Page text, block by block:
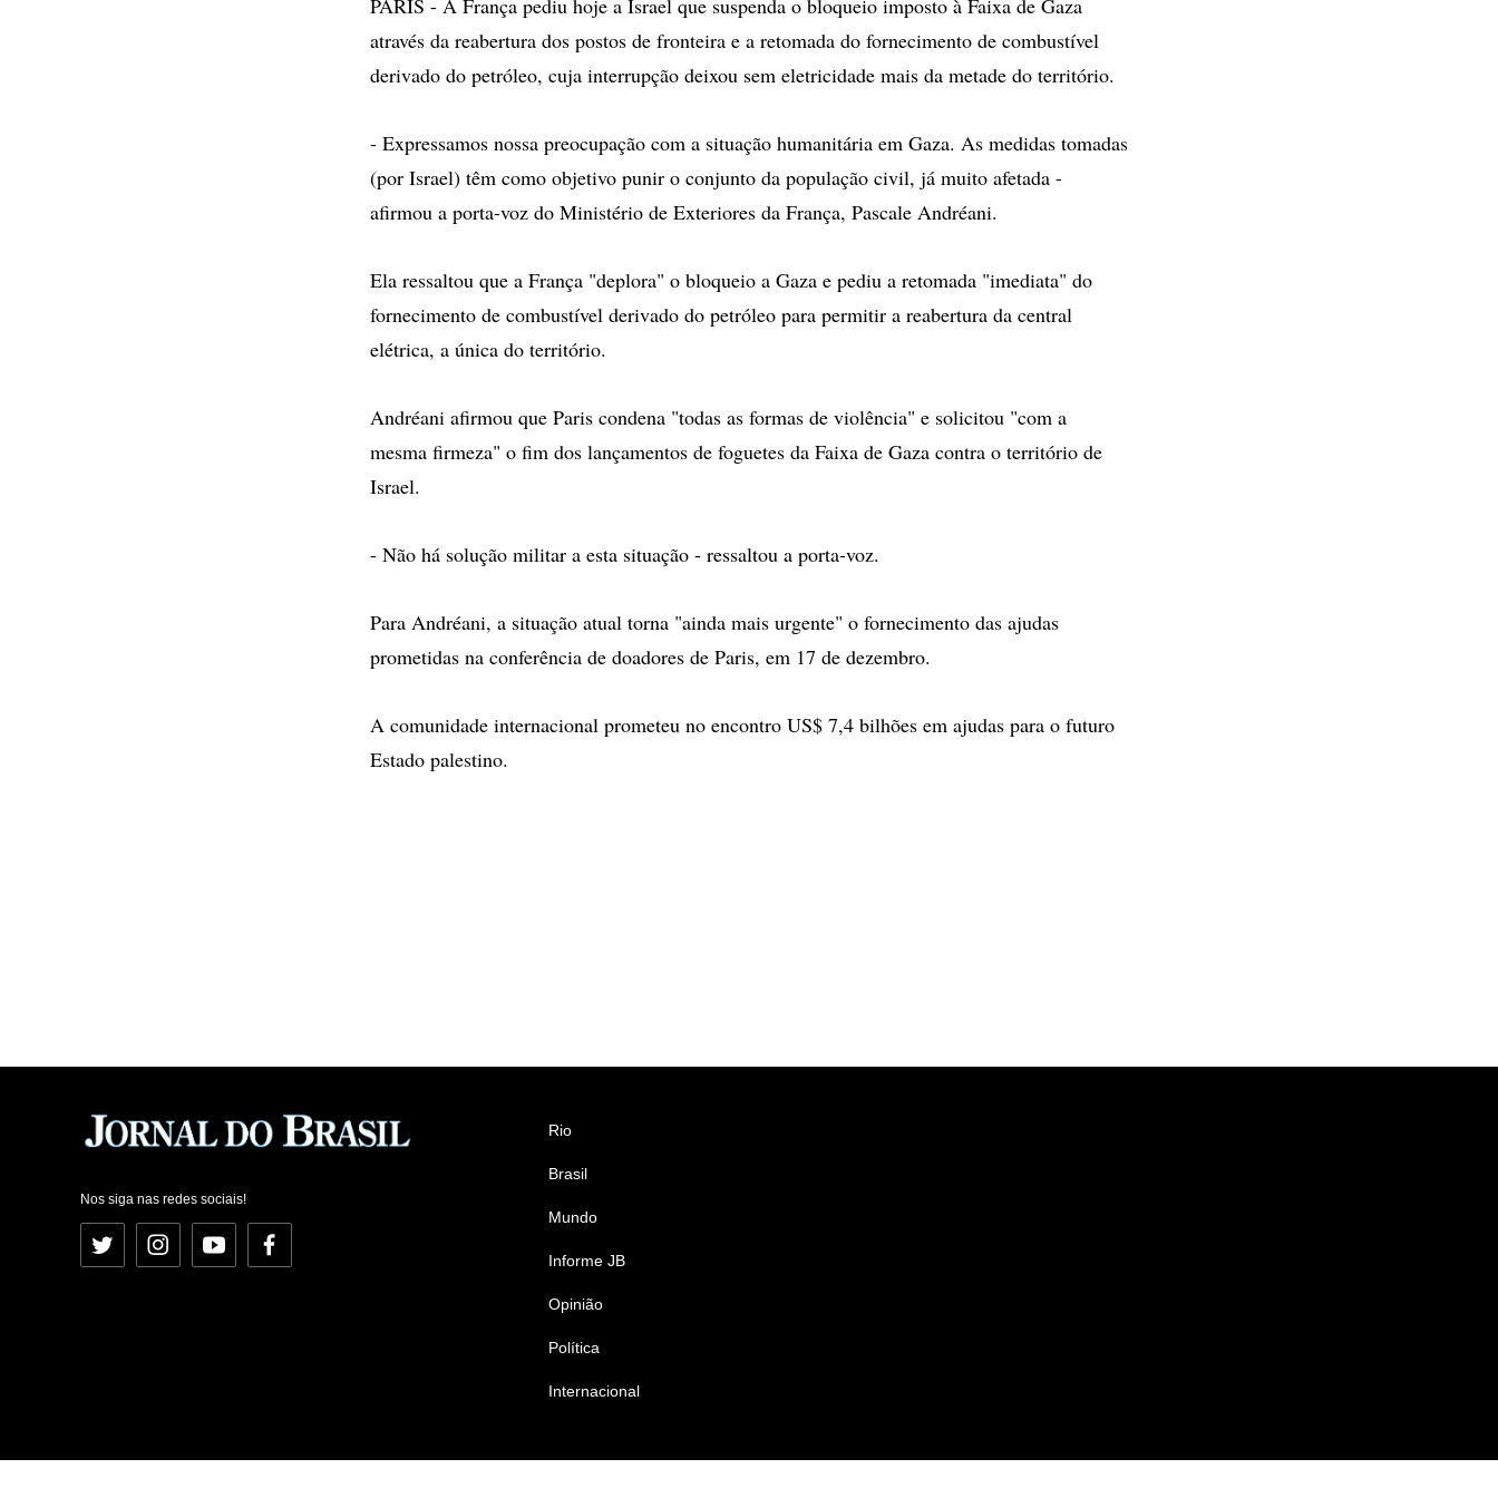
PARIS - A França pediu hoje a Israel que suspenda o bloqueio imposto à Faixa de Gaza
através da reabertura dos postos de fronteira e a retomada do fornecimento de combustível
derivado do petróleo, cuja interrupção deixou sem eletricidade mais da metade do território.
- Expressamos nossa preocupação com a situação humanitária em Gaza. As medidas tomadas
(por Israel) têm como objetivo punir o conjunto da população civil, já muito afetada -
afirmou a porta-voz do Ministério de Exteriores da França, Pascale Andréani.
Ela ressaltou que a França "deplora" o bloqueio a Gaza e pediu a retomada "imediata" do
fornecimento de combustível derivado do petróleo para permitir a reabertura da central
elétrica, a única do território.
Andréani afirmou que Paris condena "todas as formas de violência" e solicitou "com a
mesma firmeza" o fim dos lançamentos de foguetes da Faixa de Gaza contra o território de
Israel.
- Não há solução militar a esta situação - ressaltou a porta-voz.
Para Andréani, a situação atual torna "ainda mais urgente" o fornecimento das ajudas
prometidas na conferência de doadores de Paris, em 17 de dezembro.
A comunidade internacional prometeu no encontro US$ 7,4 bilhões em ajudas para o futuro
Estado palestino.
Nos siga nas redes sociais!
Twitter InstagramYouTubeFacebook
Rio
Brasil
Mundo
Informe JB
Opinião
Política
Internacional